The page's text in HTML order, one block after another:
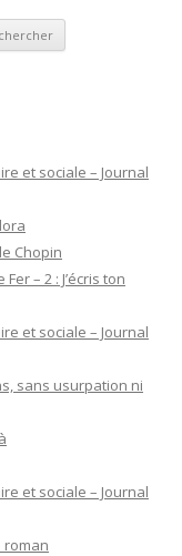
et sociale – Journal
Chopin
– 2 : J’écris ton
et sociale – Journal
sans usurpation ni
et sociale – Journal
roman